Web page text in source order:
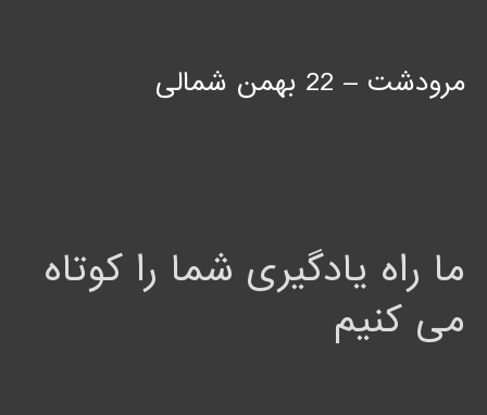
مرودشت – 22 بهمن شمالی
ما راه یادگیری شما را کوتاه
می کنیم